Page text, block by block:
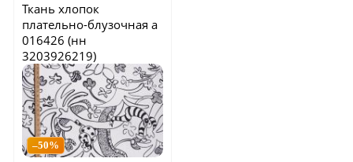
Ткань хлопок
плательно-блузочнаяa
016426 (нн
3203926219)
–50%